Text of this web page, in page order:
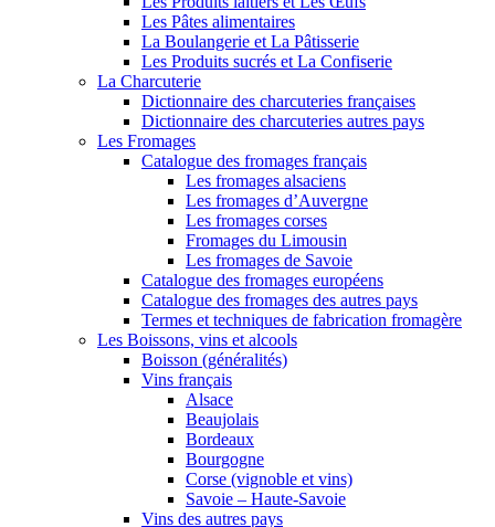
Les Pâtes alimentaires
La Boulangerie et La Pâtisserie
Les Produits sucrés et La Confiserie
La Charcuterie
Dictionnaire des charcuteries françaises
Dictionnaire des charcuteries autres pays
Les Fromages
Catalogue des fromages français
Les fromages alsaciens
Les fromages d’Auvergne
Les fromages corses
Fromages du Limousin
Les fromages de Savoie
Catalogue des fromages européens
Catalogue des fromages des autres pays
Termes et techniques de fabrication fromagère
Les Boissons, vins et alcools
Boisson (généralités)
Vins français
Alsace
Beaujolais
Bordeaux
Bourgogne
Corse (vignoble et vins)
Savoie – Haute-Savoie
Vins des autres pays